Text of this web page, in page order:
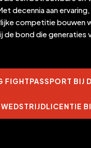
decennia aan
competitie bouwen
de bond die
FIGHTPASSPORT BIJ